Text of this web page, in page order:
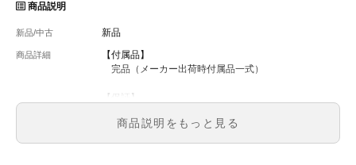
商品説明
新品/中古 新品
商品詳細
【付属品】
完品（メーカー出荷時付属品一式）
【保証】
※保証内容はメーカー保証規定に基づく対応となりま
す。
商品説明をもっと見る